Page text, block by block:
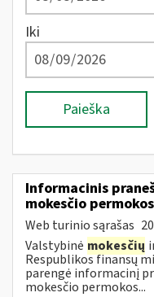
Iki
Paieška
Informacinis
mokesčio
Web turinio sąrašas
Valstybinė mokesčių
Respublikos finansų
parengė informacinį
mokesčio permokos...